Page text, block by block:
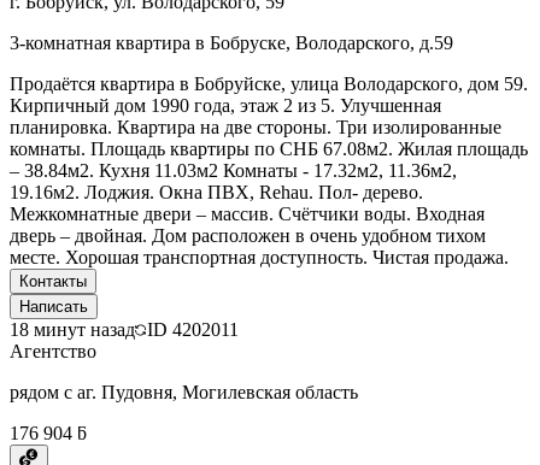
3-комнатная квартира в Бобруске, Володарского, д.59
Продаётся квартира в Бобруйске, улица Володарского, дом 59.
Кирпичный дом 1990 года, этаж 2 из 5. Улучшенная
планировка. Квартира на две стороны. Три изолированные
комнаты. Площадь квартиры по СНБ 67.08м2. Жилая площадь
– 38.84м2. Кухня 11.03м2 Комнаты - 17.32м2, 11.36м2,
19.16м2. Лоджия. Окна ПВХ, Rehau. Пол- дерево.
Межкомнатные двери – массив. Счётчики воды. Входная
дверь – двойная. Дом расположен в очень удобном тихом
месте. Хорошая транспортная доступность. Чистая продажа.
Контакты
Написать
18 минут назад ID 4202011
Агентство
рядом с аг. Пудовня, Могилевская область
176 904 ƃ